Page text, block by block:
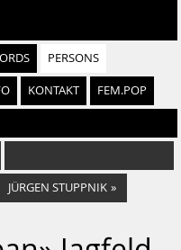
PERSONS
KONTAKT FEM.POP
JÜRGEN STUPPNIK »